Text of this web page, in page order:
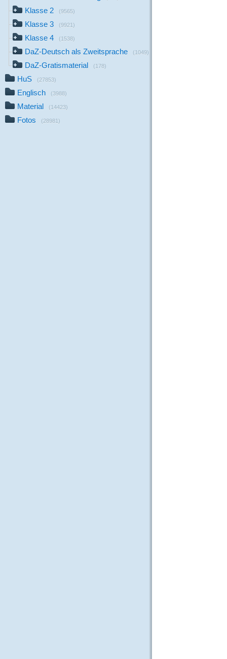
Klasse 2 (9565)
Klasse 3 (9921)
Klasse 4 (1538)
DaZ-Deutsch als Zweitsprache (1049)
DaZ-Gratismaterial (178)
HuS (27853)
Englisch (3988)
Material (14423)
Fotos (28981)